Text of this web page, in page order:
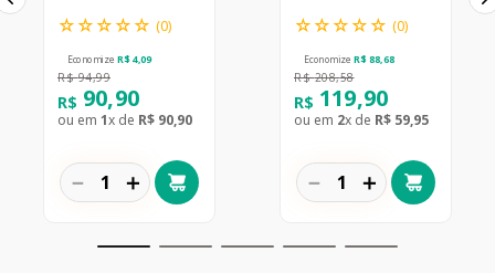
☆☆☆☆☆ (0)
Economize R$ 4,09
R$ 94,99
R$ 90,90
ou em 1x de R$ 90,90
＋
－
☆☆☆☆☆ (0)
Economize R$ 88,68
R$ 208,58
R$ 119,90
ou em 2x de R$ 59,95
＋
－